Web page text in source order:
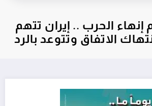
إنهاء الحرب .. إيران تتهم
الاتفاق وتتوعد بالرد